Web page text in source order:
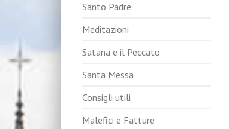
Santo Padre
Meditazioni
Satana e il Peccato
Santa Messa
Consigli utili
Malefici e Fatture